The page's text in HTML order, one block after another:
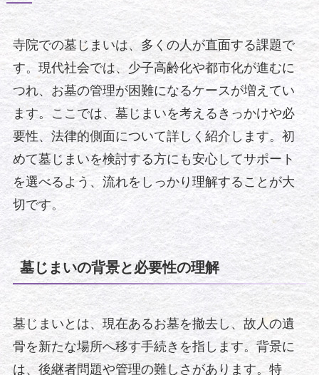
寺院での墓じまいは、多くの人が直面する課題で
す。現代社会では、少子高齢化や都市化が進むに
つれ、お墓の管理が困難になるケースが増えてい
ます。ここでは、墓じまいを考えるきっかけや必
要性、法律的側面について詳しく紹介します。初
めて墓じまいを検討する方にも安心してサポート
を選べるよう、流れをしっかり理解することが大
切です。
墓じまいの背景と必要性の理解
墓じまいとは、現在あるお墓を撤去し、故人の遺
骨を新たな場所へ移す手続きを指します。背景に
は、後継者問題や管理の難しさがあります。特